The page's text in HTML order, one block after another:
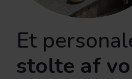
Et
stolte af